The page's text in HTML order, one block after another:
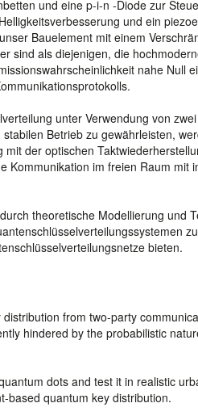
und eine p-i-n -Diode zur
und ein
Bauelement mit einem
sind als diejenigen, die
nahe Null
unter Verwendung von
Betrieb zu gewährleisten,
der optischen
Kommunikation im freien Raum mit
theoretische Modellierung und
bieten.
from two-party
hindered by the probabilistic
dots and test it in realistic
based quantum key distribution.